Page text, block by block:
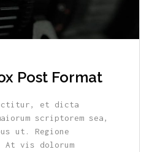
Post Format
et dicta
scriptorem sea,
ut. Regione
At vis dolorum